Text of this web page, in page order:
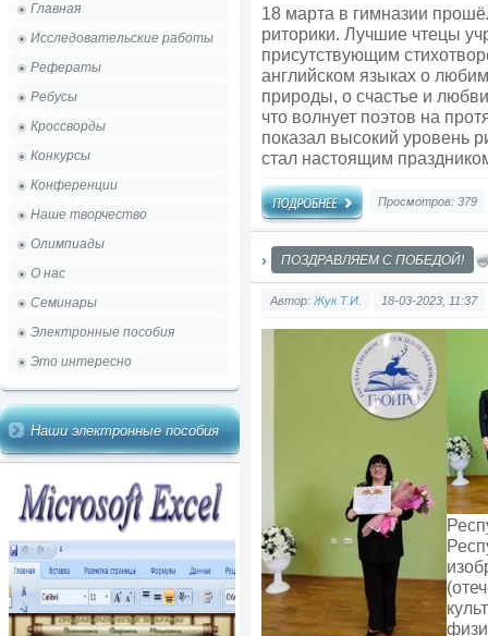
Главная
Исследовательские работы
Рефераты
Ребусы
Кроссворды
Конкурсы
Конференции
Наше творчество
Олимпиады
О нас
Семинары
Электронные пособия
Это интересно
Наши электронные пособия
18 марта в гимназии
риторики. Лучшие чтецы
присутствующим
английском языках о
природы, о счастье и
что волнует поэтов на
показал высокий уровень
стал настоящим
Просмотров: 379
ПОЗДРАВЛЯЕМ С ПОБЕДОЙ!
Автор: Жук Т.И. 18-03-2023, 11:37